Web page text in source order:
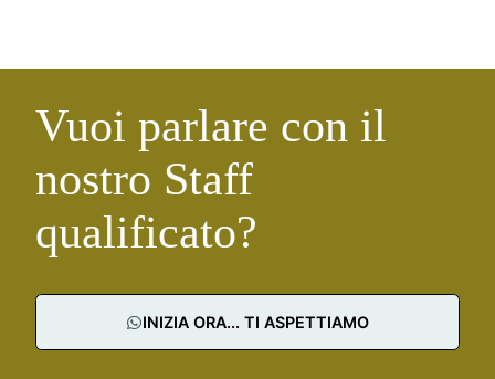
Vuoi parlare con il
nostro Staff
qualificato?
INIZIA ORA... TI ASPETTIAMO